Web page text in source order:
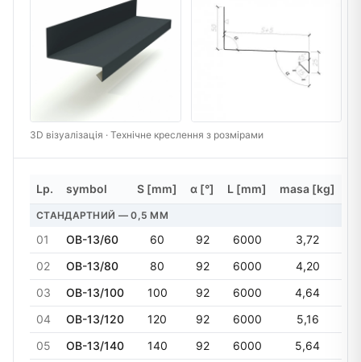
3D візуалізація · Технічне креслення з розмірами
Lp. symbol S [mm] α [°] L [mm] masa [kg]
СТАНДАРТНИЙ — 0,5 MM
01 OB-13/60 60 92 6000
3,72
02
OB-13/80 80 92 6000
4,20
03
OB-13/100 100 92 6000
4,64
04
OB-13/120 120 92 6000
5,16
05
OB-13/140 140 92 6000
5,64